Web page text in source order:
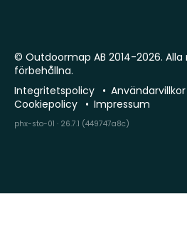
© Outdoormap AB 2014-2026.
förbehållna.
Integritetspolicy
Användarvillkor
Cookiepolicy
Impressum
phx-sto-01 · 26.7.1 (449747a8c)